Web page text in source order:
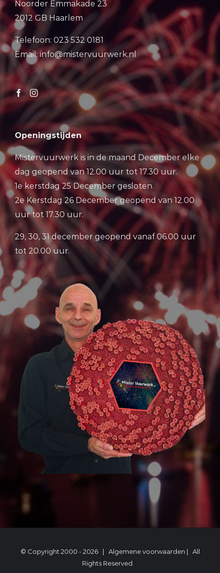
Noorder Emmakade 23
2012 GB Haarlem
Telefoon: 023 532 0181
Email: info@mistervuurwerk.nl
Openingstijden
Mistervuurwerk is in de maand December elke
dag geopend van 12.00 uur tot 17.30 uur.
1e kerstdag 25 December gesloten.
2e Kerstdag 26 December geopend van 12.00
uur tot 17.30 uur.
29, 30, 31 december geopend vanaf 06.00 uur
tot 20.00 uur.
© Copyright 2000 -2026 | Algemene voorwaarden | All
Rights Reserved